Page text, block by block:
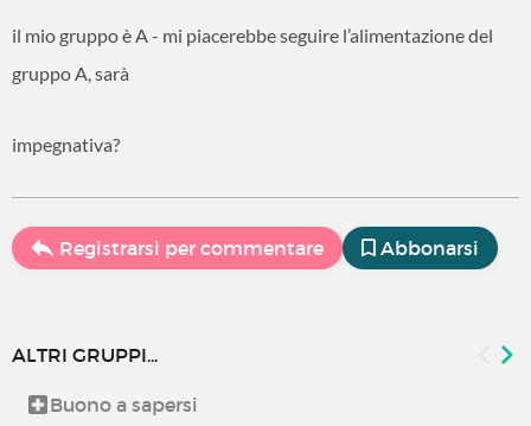
il mio gruppo è A - mi piacerebbe seguire l’alimentazione del
gruppo A, sarà
impegnativa?
Registrarsi per commentare Abbonarsi
ALTRI GRUPPI...
Buono a sapersi